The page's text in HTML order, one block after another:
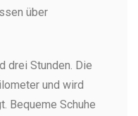
über
drei Stunden. Die
und wird
Bequeme Schuhe